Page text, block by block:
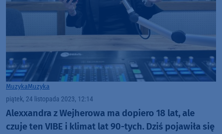
MuzykaMuzyka
piątek, 24 listopada 2023, 12:14
Alexxandra z Wejherowa ma dopiero 18 lat, ale
czuje ten VIBE i klimat lat 90-tych. Dziś pojawiła się